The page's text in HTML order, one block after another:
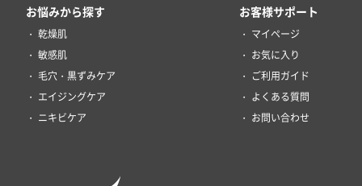
お悩みから探す
乾燥肌
敏感肌
毛穴・黒ずみケア
エイジングケア
ニキビケア
お客様サポート
マイページ
お気に入り
ご利用ガイド
よくある質問
お問い合わせ